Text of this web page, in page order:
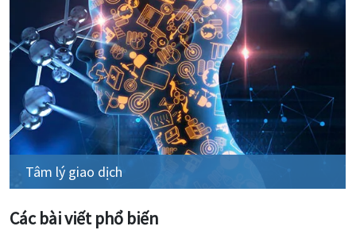
Tâm lý giao dịch
Các bài viết phổ biến